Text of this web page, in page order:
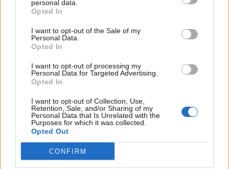
personal data.
Opted In
I want to opt-out of the Sale of my
Personal Data.
Opted In
I want to opt-out of processing my
Personal Data for Targeted Advertising.
Opted In
I want to opt-out of Collection, Use,
Retention, Sale, and/or Sharing of my
Personal Data that Is Unrelated with the
Purposes for which it was collected.
Opted Out
CONFIRM
Adwords paso a paso
APRENDE A CREAR CAMPAÑAS DE MÁXIMO
RENDIMIENTO EN GOOGLE ADS
Puedes hacer elcurso gratuito de publicidad para
móvilesen Skillshop
, el centro de exámenes y
VER MÁS EXÁMENES DE SKILLSHOP - ACADEMY FOR ADS
VOLVER A 100 PREGUNTAS Y RESPUESTAS DE LA
EVALUACIÓN DE PUBLICIDAD PARA MÓVILES